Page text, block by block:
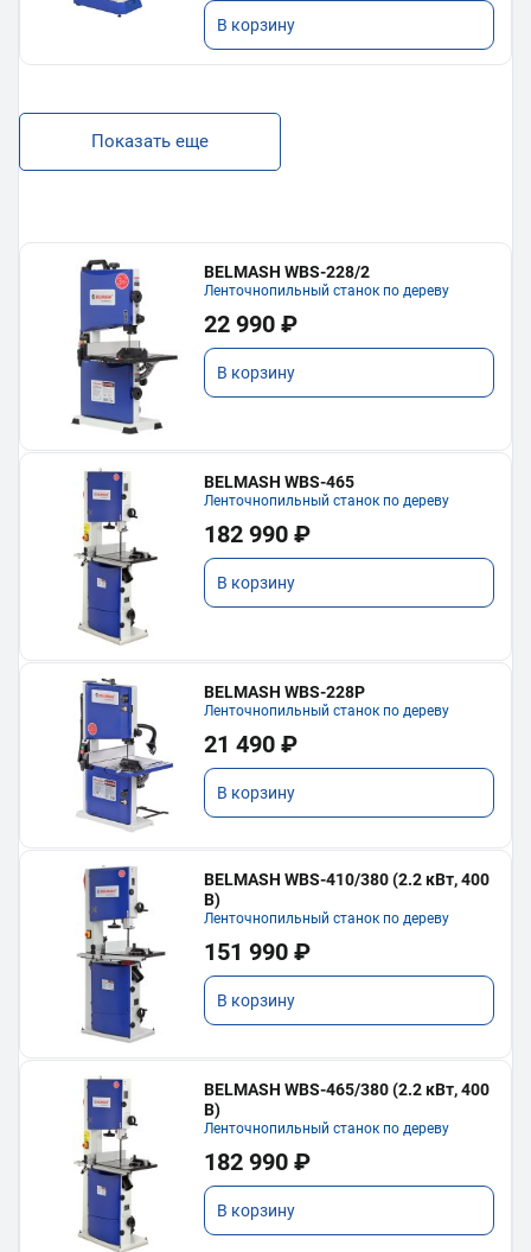
В корзину
Показать еще
BELMASH WBS-228/2
Ленточнопильный станок по дереву
22 990 ₽
В корзину
BELMASH WBS-465
Ленточнопильный станок по дереву
182 990 ₽
В корзину
BELMASH WBS-228P
Ленточнопильный станок по дереву
21 490 ₽
В корзину
BELMASH WBS-410/380 (2.2 кВт, 400
В)
Ленточнопильный станок по дереву
151 990 ₽
В корзину
BELMASH WBS-465/380 (2.2 кВт, 400
В)
Ленточнопильный станок по дереву
182 990 ₽
В корзину